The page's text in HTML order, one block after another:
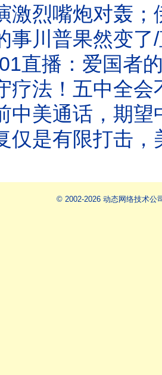
烈嘴炮对轰；伊朗宣
事川普果然变了
普果然变了；美伊上演激烈嘴炮对轰；伊朗宣布断海峡
疗法！五中全
中美通话，期
是有限打击，美媒：
© 2002-2026 动态网络技术公